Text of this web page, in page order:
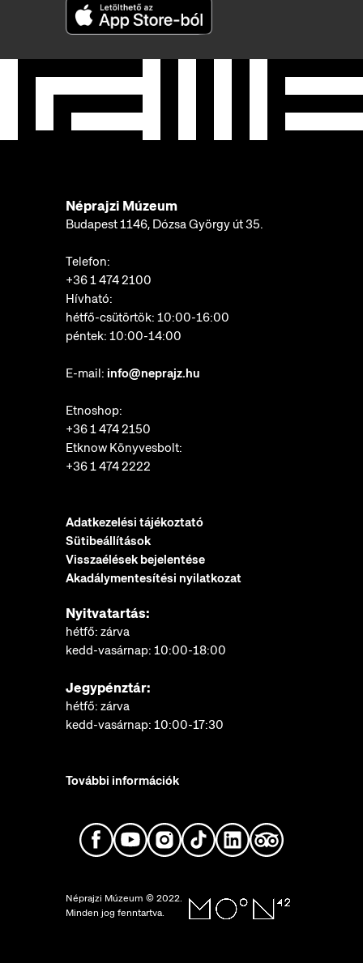
Néprajzi Múzeum
Budapest 1146, Dózsa György út 35.
Telefon:
+36 1 474 2100
Hívható:
hétfő-csütörtök: 10:00-16:00
péntek: 10:00-14:00
E-mail: info@neprajz.hu
Etnoshop:
+36 1 474 2150
Etknow Könyvesbolt:
+36 1 474 2222
Adatkezelési tájékoztató
Sütibeállítások
Visszaélések bejelentése
Akadálymentesítési nyilatkozat
Nyitvatartás:
hétfő: zárva
kedd-vasárnap: 10:00-18:00
Jegypénztár:
hétfő: zárva
kedd-vasárnap: 10:00-17:30
További információk
Néprajzi Múzeum © 2022.
Minden jog fenntartva.